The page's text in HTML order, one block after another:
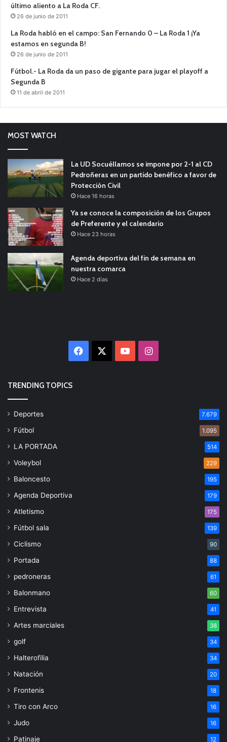
último aliento a La Roda CF.
26 de junio de 2011
La Roda habló en el campo: San Fernando 0 – La Roda 1 ¡Ya
estamos en segunda B!
26 de junio de 2011
Fútbol.- La Roda da un paso de gigante para jugar el playoff a
Segunda B
11 de abril de 2011
MOST WATCH
La UD Socuéllamos se impone por 2-1 al CD
Pedroñeras en un partido benéfico a favor de
Protección Civil
Hace 16 horas
Ya se conoce la composición de los Grupos
de Preferente y el calendario
Hace 23 horas
Agenda deportiva del fin de semana en
nuestra comarca
Hace 2 días
Facebook YouTubeInstagram
TRENDING TOPICS
Deportes 7.679
Fútbol 1.095
LA PORTADA 514
Voleybol 229
Baloncesto 195
Agenda Deportiva 179
Atletismo 175
Fútbol sala 139
Ciclismo 90
Portada 88
pedroneras 61
Balonmano 60
Entrevista 41
Artes marciales 38
golf 34
Halterofilia 34
Natación 20
Frontenis 18
Tiro con Arco 16
Judo 16
Patinaje 12